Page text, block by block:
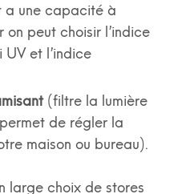
a une capacité à
peut choisir l’indice
et l’indice
(filtre la lumière
de régler la
maison ou bureau).
large choix de stores